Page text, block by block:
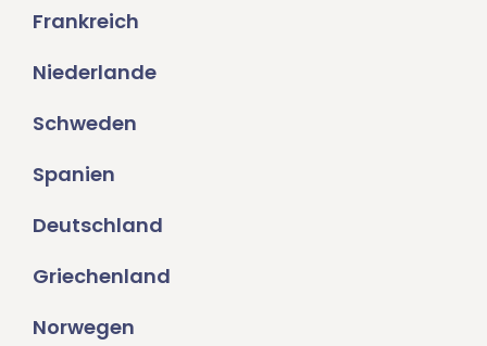
Frankreich
Niederlande
Schweden
Spanien
Deutschland
Griechenland
Norwegen